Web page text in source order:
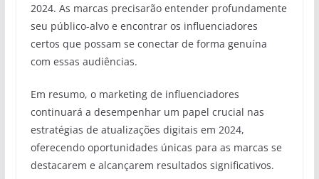
2024. As marcas precisarão entender profundamente
seu público-alvo e encontrar os influenciadores
certos que possam se conectar de forma genuína
com essas audiências.
Em resumo, o marketing de influenciadores
continuará a desempenhar um papel crucial nas
estratégias de atualizações digitais em 2024,
oferecendo oportunidades únicas para as marcas se
destacarem e alcançarem resultados significativos.